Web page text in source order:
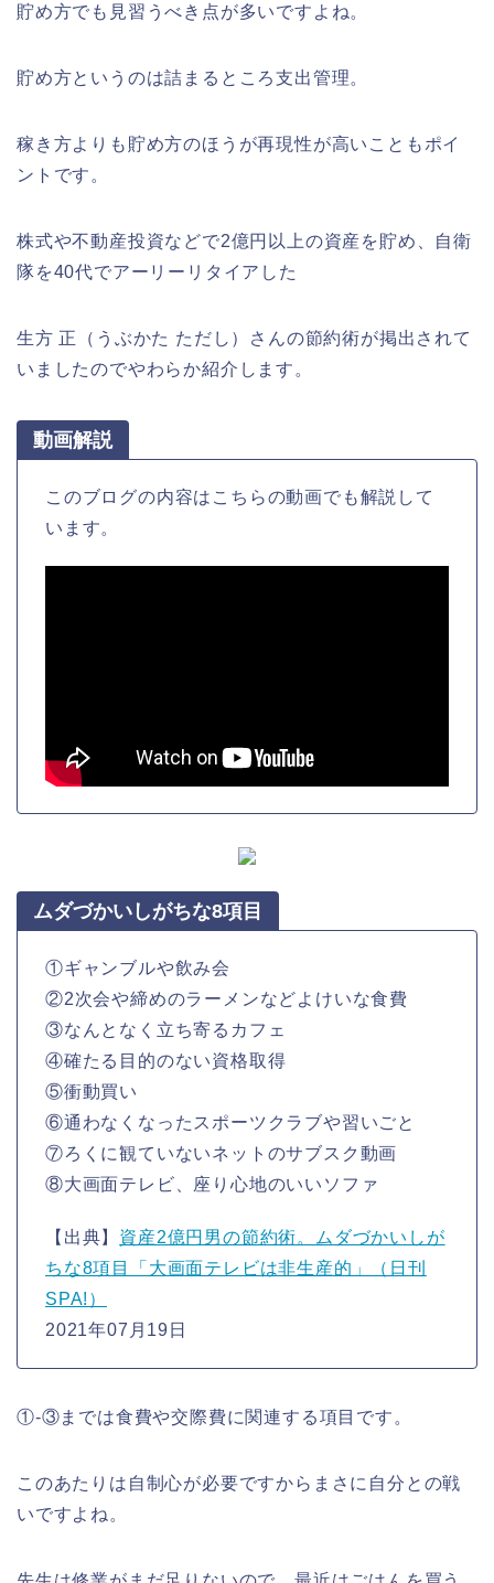
貯め方でも見習うべき点が多いですよね。
貯め方というのは詰まるところ支出管理。
稼き方よりも貯め方のほうが再現性が高いこともポイ
ントです。
株式や不動産投資などで2億円以上の資産を貯め、自衛
隊を40代でアーリーリタイアした
生方 正（うぶかた ただし）さんの節約術が掲出されて
いましたのでやわらか紹介します。
動画解説
このブログの内容はこちらの動画でも解説して
います。
ムダづかいしがちな8項目
①ギャンブルや飲み会
②2次会や締めのラーメンなどよけいな食費
③なんとなく立ち寄るカフェ
④確たる目的のない資格取得
⑤衝動買い
⑥通わなくなったスポーツクラブや習いごと
⑦ろくに観ていないネットのサブスク動画
⑧大画面テレビ、座り心地のいいソファ
【出典】 資産2億円男の節約術。ムダづかいしが
ちな8項目「大画面テレビは非生産的」（日刊
SPA!）
2021年07月19日
①-③までは食費や交際費に関連する項目です。
このあたりは自制心が必要ですからまさに自分との戦
いですよね。